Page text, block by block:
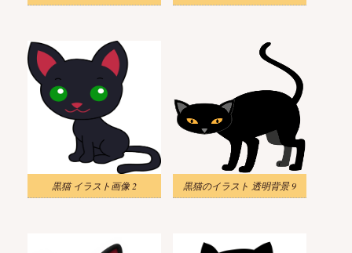
黒猫 イラスト画像 2 黒猫のイラスト 透明背景 9